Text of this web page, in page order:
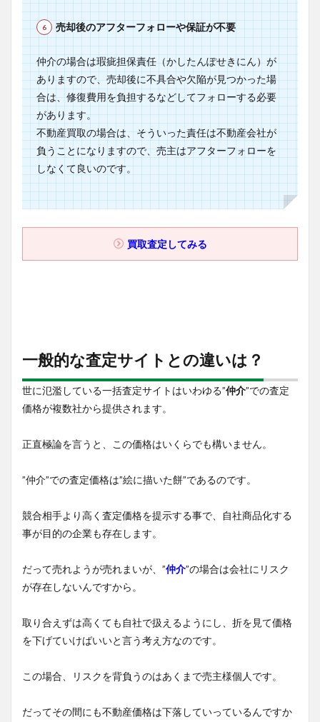
売却後のアフターフォローや保証が不要
仲介の場合は瑕疵担保責任（かしたんぽせきにん）が
ありますので、売却後に不具合や欠陥が見つかった場
合は、修復費用を負担するなどしてフォローする必要
があります。
不動産買取の場合は、そういった責任は不動産会社が
負うことになりますので、売主はアフターフォローを
しなくて良いのです。
買取査定してみる
一般的な査定サイトとの違いは？
世に氾濫している一括査定サイトはいわゆる”仲介”での査定
価格が複数社から提供されます。
正直極論を言うと、この価格はいくらでも構いません。
”仲介”での査定価格は”絵に描いた餅”であるのです。
競合相手より高く査定価格を提示する事で、自社商品化する
事が目的の企業も存在します。
だって売れようが売れまいが、”仲介”の場合は会社にリスク
が存在しないんですから。
取り合えずは高くても自社で扱えるようにし、折を見て価格
を下げていけばいいと言う考え方なのです。
この場合、リスクを背負うのはあくまで売主様個人です。
だってその間にも不動産価格は下落していっているんですか